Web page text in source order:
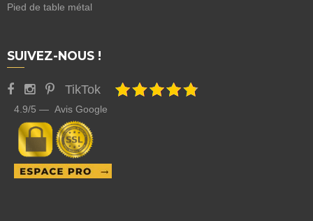
Pied de table métal
SUIVEZ-NOUS !
TikTok
4.9/5 — Avis Google